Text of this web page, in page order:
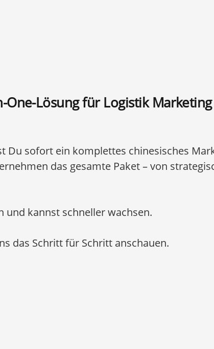
One-Lösung für Logistik
sofort ein komplettes chinesisches
das gesamte Paket – von
und kannst schneller wachsen.
das Schritt für Schritt anschauen.